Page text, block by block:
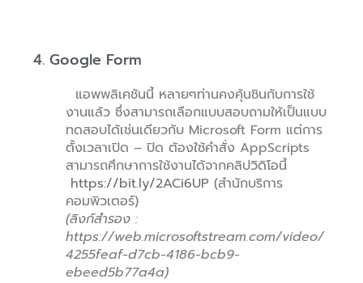
4. Google Form
แอพพลิเคชันนี้ หลายๆท่านคงคุ้นชินกับการใช้
งานแล้ว ซึ่งสามารถเลือกแบบสอบถามให้เป็นแบบ
ทดสอบได้เช่นเดียวกับ Microsoft Form แต่การ
ตั้งเวลาเปิด – ปิด ต้องใช้คำสั่ง AppScripts
สามารถศึกษาการใช้งานได้จากคลิปวิดิโอนี้
https://bit.ly/2ACi6UP (สำนักบริการ
คอมพิวเตอร์)
(ลิงก์สำรอง :
https://web.microsoftstream.com/video/
4255feaf-d7cb-4186-bcb9-
ebeed5b77a4a)